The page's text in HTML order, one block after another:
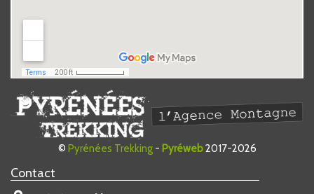
© Pyrénées Trekking- Pyréweb2017-2026
Contact